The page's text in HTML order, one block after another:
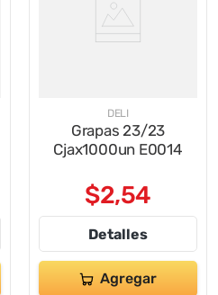
DELI
Grapas 23/23
Cjax1000un E0014
$2,54
Detalles
Agregar